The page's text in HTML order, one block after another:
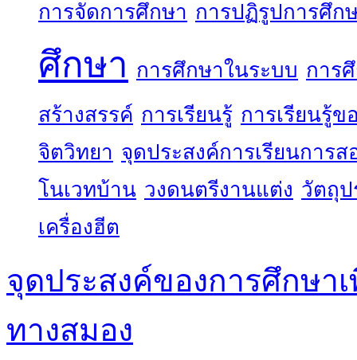
การจัดการศึกษา การปฏิรูปการศึก
ศึกษา การศึกษาในระบบ การ
สร้างสรรค์ การเรียนรู้ การเรียนรู้ข
จิตวิทยา จุดประสงค์การเรียนการส
โนเวทบ้าน วงดนตรีงานแต่ง วัตถุป
เครื่องฮีต
จุดประสงค์ของการศึกษา
ทางสมอง